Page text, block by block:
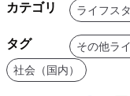
カテゴリ ライフス
タグ その他ラ
社会（国内）